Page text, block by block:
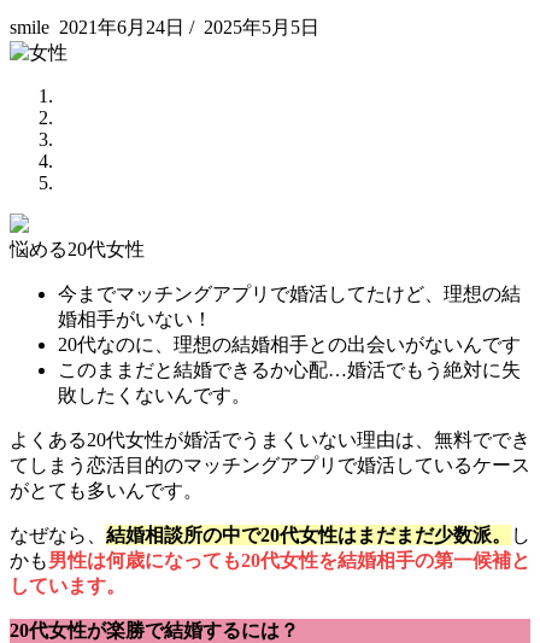
smile 2021年6月24日 / 2025年5月5日
悩める20代女性
今までマッチングアプリで婚活してたけど、理想の結
婚相手がいない！
20代なのに、理想の結婚相手との出会いがないんです
このままだと結婚できるか心配…婚活でもう絶対に失
敗したくないんです。
よくある20代女性が婚活でうまくいない理由は、無料ででき
てしまう恋活目的のマッチングアプリで婚活しているケース
がとても多いんです。
なぜなら、 結婚相談所の中で20代女性はまだまだ少数派。
し
かも男性は何歳になっても20代女性を結婚相手の第一候補と
しています。
20代女性が楽勝で結婚するには？